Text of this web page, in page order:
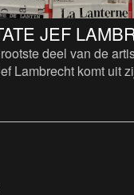
JEF
deel van de
Lambrecht komt uit